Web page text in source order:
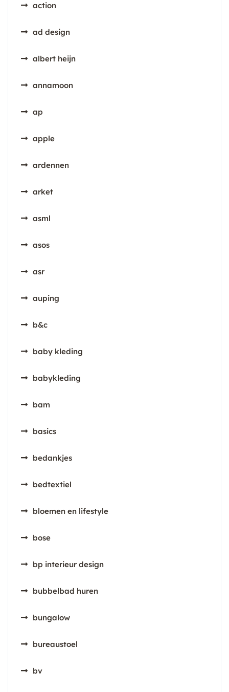
action
ad design
albert heijn
annamoon
ap
apple
ardennen
arket
asml
asos
asr
auping
b&c
baby kleding
babykleding
bam
basics
bedankjes
bedtextiel
bloemen en lifestyle
bose
bp interieur design
bubbelbad huren
bungalow
bureaustoel
bv